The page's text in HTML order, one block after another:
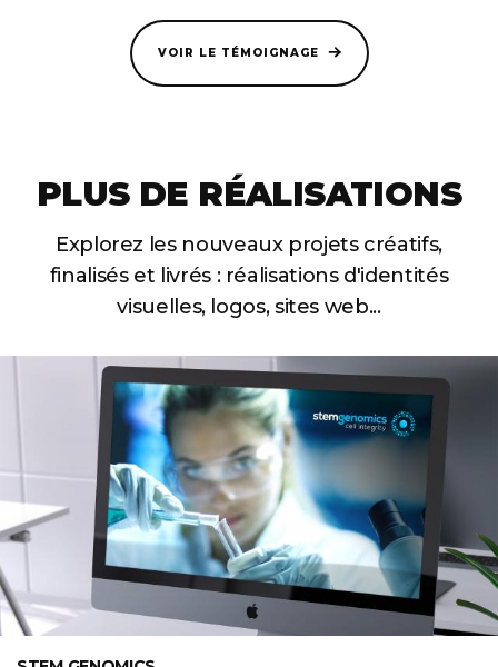
VOIR LE TÉMOIGNAGE
PLUS DE RÉALISATIONS
Explorez les nouveaux projets créatifs,
finalisés et livrés :réalisations d'identités
visuelles, logos, sites web...